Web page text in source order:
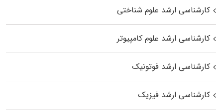
کارشناسی ارشد علوم شناختی
کارشناسی ارشد علوم کامپیوتر
کارشناسی ارشد فوتونیک
کارشناسی ارشد فیزیک